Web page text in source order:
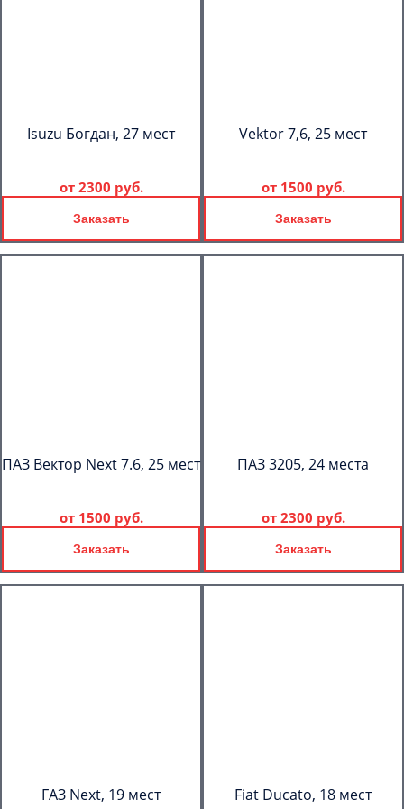
Isuzu Богдан, 27 мест
от 2300 руб.
Заказать
Vektor 7,6, 25 мест
от 1500 руб.
Заказать
ПАЗ Вектор Next 7.6, 25 мест
от 1500 руб.
Заказать
ПАЗ 3205, 24 места
от 2300 руб.
Заказать
ГАЗ Next, 19 мест Fiat Ducato, 18 мест